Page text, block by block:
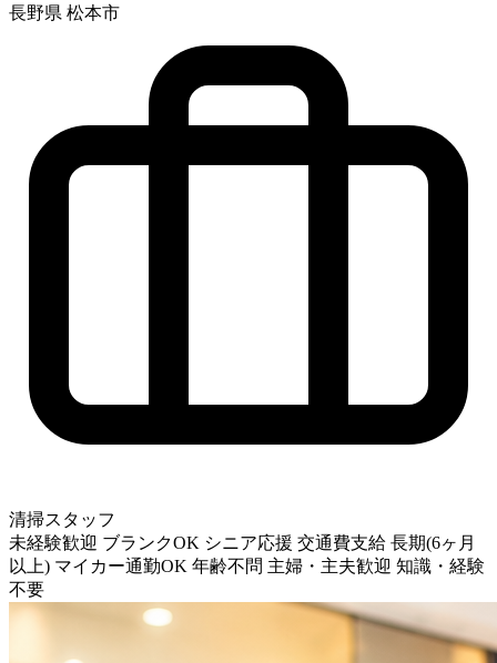
長野県 松本市
清掃スタッフ
未経験歓迎 ブランクOK シニア応援 交通費支給 長期(6ヶ月
以上) マイカー通勤OK 年齢不問 主婦・主夫歓迎 知識・経験
不要